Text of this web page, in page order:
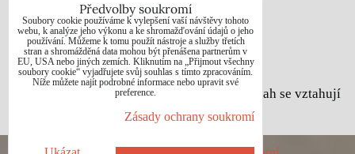
Telefon: +420725021832
e-mail: 1jab@seznam.cz
web: www.prodej-obrazy.eu
© Jan Bohuněk - Na všechny fotografie a obsah se vztahují
autorská práva dle zákona č. 121/2000 Sb.
Předvolby soukromí
Soubory cookie používáme k vylepšení vaší návštěvy tohoto
webu, k analýze jeho výkonu a ke shromažďování údajů o jeho
používání. Můžeme k tomu použít nástroje a služby třetích
stran a shromážděná data mohou být přenášena partnerům v
EU, USA nebo jiných zemích. Kliknutím na „Přijmout všechny
soubory cookie“ vyjadřujete svůj souhlas s tímto zpracováním.
Níže můžete najít podrobné informace nebo upravit své
preference.
Zásady ochrany soukromí